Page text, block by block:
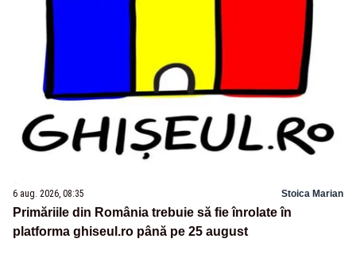
6 aug. 2026, 08:35 Stoica Marian
Primăriile din România trebuie să fie înrolate în
platforma ghiseul.ro până pe 25 august